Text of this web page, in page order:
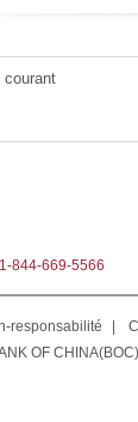
courant
1-844-669-5566
responsabilité
OF